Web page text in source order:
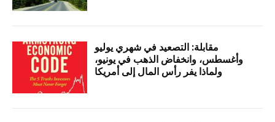
مقابلة: التصعيد في شهري يوليو
وأغسطس، وانخفاض الذهب في يونيو،
ولماذا يفر رأس المال إلى أمريكا